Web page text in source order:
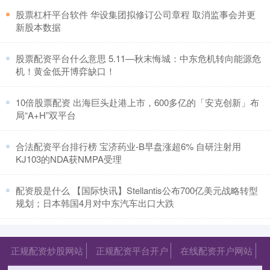
​股票杠杆平台软件 华设集团拟修订公司章程 取消监事会并更
新股本数据
​股票配资平台什么意思 5.11—秋末悔城：中东危机转向能源危
机！黄金低开博弈缺口！
​10倍股票配资 出海巨头赴港上市，600多亿的「安克创新」布
局“A+H”双平台
​合法配资平台排行榜 宝济药业-B早盘涨超6% 自研注射用
KJ103的NDA获NMPA受理
​配资股是什么 【国际快讯】Stellantis公布700亿美元战略转型
规划；日本韩国4月对中东汽车出口大跌
正规配资炒股网站 正规配资平台开户 在线配资开户网站